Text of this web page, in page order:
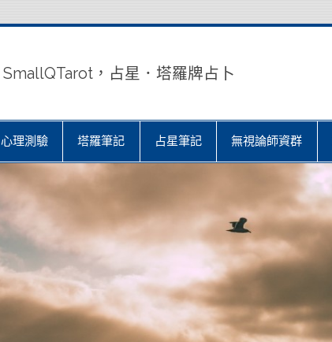
SmallQTarot，占星．塔羅牌占卜
心理測驗 塔羅筆記 占星筆記 無視論師資群